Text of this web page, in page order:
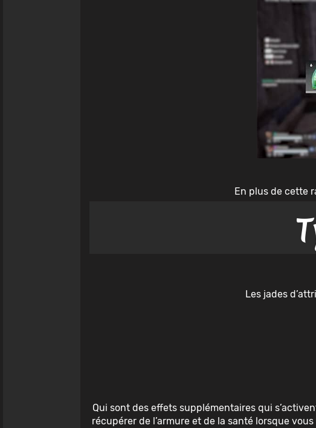
En plus de cette
Les jades
Qui sont des effets supplémentaires qui
récupérer de l’armure et de la santé lorsque